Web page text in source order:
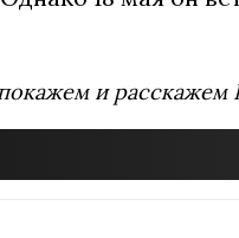
и расскажем